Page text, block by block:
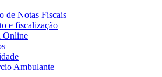
de Notas Fiscais
e fiscalização
Online
Ambulante